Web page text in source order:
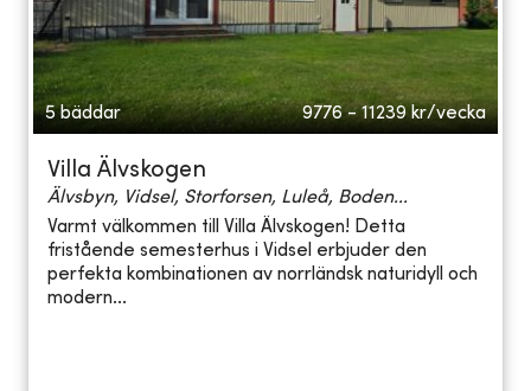
5 bäddar 9776 - 11239 kr/vecka
Villa Älvskogen
Älvsbyn, Vidsel, Storforsen, Luleå, Boden...
Varmt välkommen till Villa Älvskogen! Detta
fristående semesterhus i Vidsel erbjuder den
perfekta kombinationen av norrländsk naturidyll och
modern...